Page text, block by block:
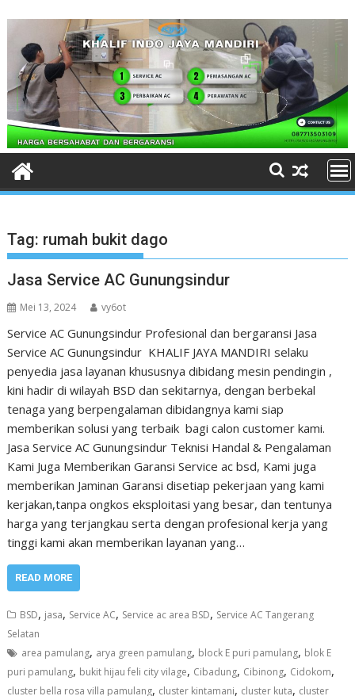
content
Tag: rumah bukit dago
Jasa Service AC Gunungsindur
Mei 13, 2024 vy6ot
Service AC Gunungsindur Profesional dan bergaransi Jasa
Service AC Gunungsindur KHALIF JAYA MANDIRI selaku
penyedia jasa layanan khususnya dibidang mesin pendingin ,
kini hadir di wilayah BSD dan sekitarnya, dengan berbekal
tenaga yang berpengalaman dibidangnya kami siap
memberikan solusi yang terbaik bagi calon customer kami.
Jasa Service AC Gunungsindur Teknisi Handal & Pengalaman
Kami Juga Memberikan Garansi Service ac bsd, Kami juga
memberikan Jaminan Garansi disetiap pekerjaan yang kami
kerjakan,tanpa ongkos eksploitasi yang besar, dan tentunya
harga yang terjangkau serta dengan profesional kerja yang
tinggi kami akan memberikan layanan yang…
READ MORE
BSD, jasa, Service AC, Service ac area BSD, Service AC Tangerang
Selatan
area pamulang, arya green pamulang, block E puri pamulang, blok E
puri pamulang, bukit hijau feli city vilage, Cibadung, Cibinong, Cidokom,
cluster bella rosa villa pamulang, cluster kintamani, cluster kuta, cluster